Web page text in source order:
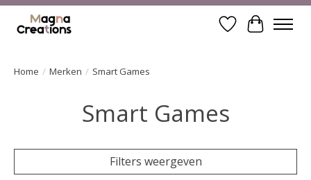
Verlanglijst
Home / Merken / Smart Games
Smart Games
Filters weergeven